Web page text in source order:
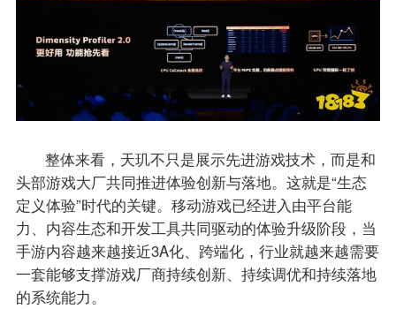
整体来看，天玑不只是展示先进游戏技术，而是和
头部游戏大厂共同推进体验创新与落地。这就是“生态
定义体验”时代的关键。移动游戏已经进入由平台能
力、内容生态和开发工具共同驱动的体验升级阶段，当
手游内容越来越接近3A化、跨端化，行业就越来越需要
一套能够支撑游戏厂商持续创新、持续调优和持续落地
的系统能力。